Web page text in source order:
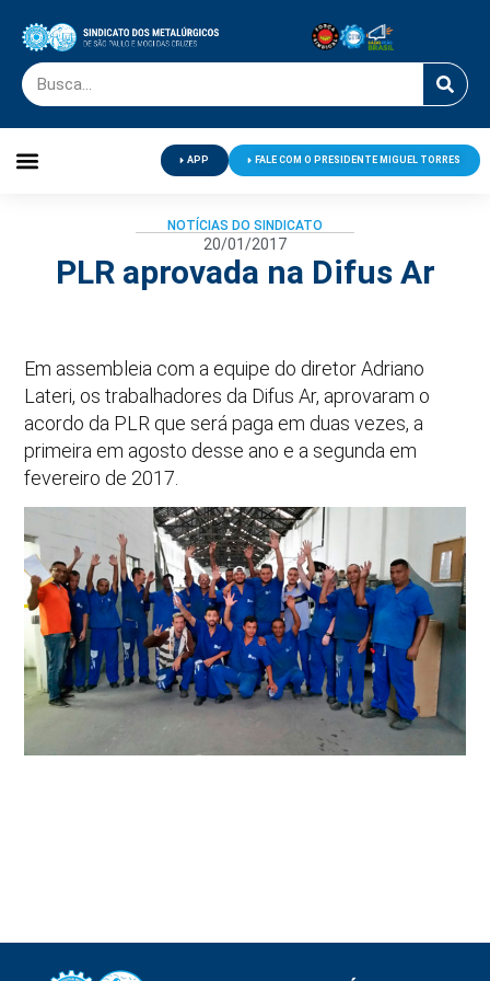
APP FALE COM O PRESIDENTE MIGUEL TORRES
NOTÍCIAS DO SINDICATO
20/01/2017
PLR aprovada na Difus Ar
Em assembleia com a equipe do diretor Adriano
Lateri, os trabalhadores da Difus Ar, aprovaram o
acordo da PLR que será paga em duas vezes, a
primeira em agosto desse ano e a segunda em
fevereiro de 2017.